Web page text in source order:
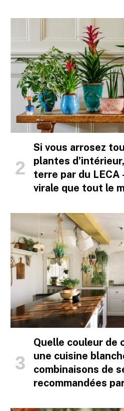
Si vous arrosez
plantes
terre par du LECA
virale que tout le
Quelle couleur de
une cuisine
combinaisons de
recommandées